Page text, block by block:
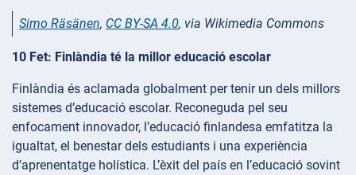
Simo Räsänen, CC BY-SA 4.0, via Wikimedia Commons
10 Fet: Finlàndia té la millor educació escolar
Finlàndia és aclamada globalment per tenir un dels millors
sistemes d’educació escolar. Reconeguda pel seu
enfocament innovador, l’educació finlandesa emfatitza la
igualtat, el benestar dels estudiants i una experiència
d’aprenentatge holística. L’èxit del país en l’educació sovint